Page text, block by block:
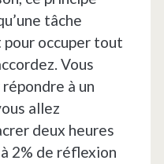
tâche
pour occuper tout
Vous
à un
allez
deux heures
2% de réflexion